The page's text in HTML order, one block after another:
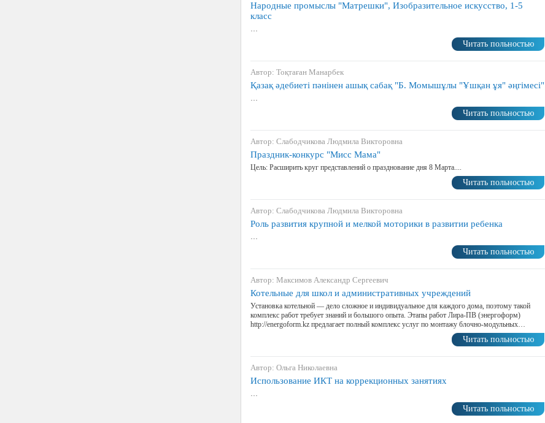
Народные промыслы "Матрешки", Изобразительное искусство, 1-5
класс
…
Читать польностью
Автор: Тоқтаған Манарбек
Қазақ әдебиеті пәнінен ашық сабақ "Б. Момышұлы "Ұшқан ұя" әңгімесі"
…
Читать польностью
Автор: Слабодчикова Людмила Викторовна
Праздник-конкурс "Мисс Мама"
Цель: Расширить круг представлений о празднование дня 8 Марта....
Читать польностью
Автор: Слабодчикова Людмила Викторовна
Роль развития крупной и мелкой моторики в развитии ребенка
…
Читать польностью
Автор: Максимов Александр Сергеевич
Котельные для школ и административных учреждений
Установка котельной — дело сложное и индивидуальное для каждого дома, поэтому такой
комплекс работ требует знаний и большого опыта. Этапы работ Лира-ПВ (энергоформ)
http://energoform.kz предлагает полный комплекс услуг по монтажу блочно-модульных…
Читать польностью
Автор: Ольга Николаевна
Использование ИКТ на коррекционных занятиях
…
Читать польностью